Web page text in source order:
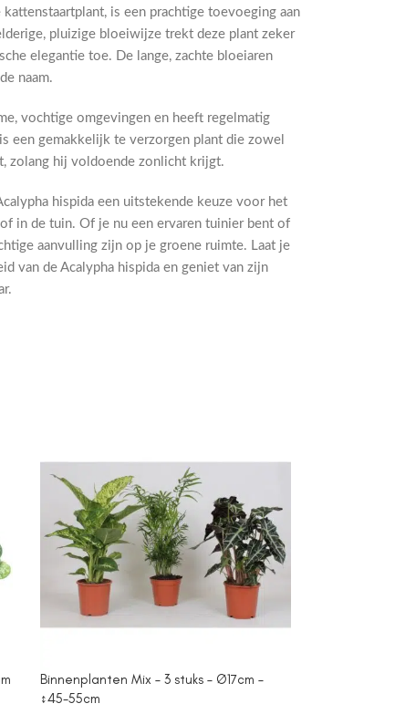
is een prachtige toevoeging aan
pluizige bloeiwijze trekt deze plant zeker
elegantie toe. De lange, zachte bloeiaren
naam.
vochtige omgevingen en heeft regelmatig
een gemakkelijk te verzorgen plant die zowel
zolang hij voldoende zonlicht krijgt.
hispida een uitstekende keuze voor het
in de tuin. Of je nu een ervaren tuinier bent of
aanvulling zijn op je groene ruimte. Laat je
van de Acalypha hispida en geniet van zijn
Binnenplanten Mix – 3 stuks – Ø17cm –
↕45-55cm